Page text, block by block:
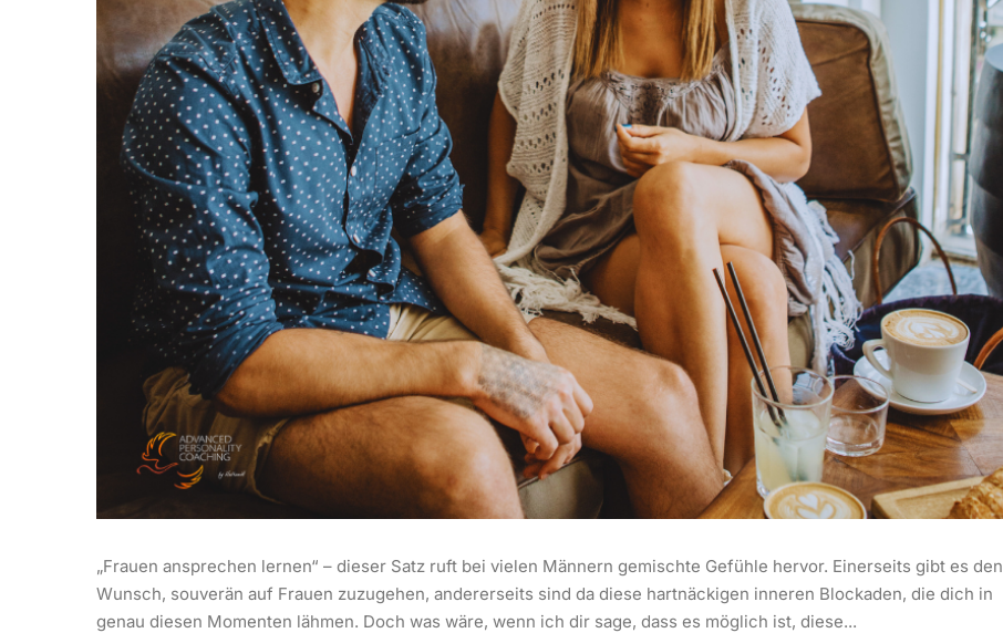
„Frauen ansprechen lernen“ – dieser Satz ruft bei vielen Männern gemischte Gefühle hervor. Einerseits gibt es den
Wunsch, souverän auf Frauen zuzugehen, andererseits sind da diese hartnäckigen inneren Blockaden, die dich in
genau diesen Momenten lähmen. Doch was wäre, wenn ich dir sage, dass es möglich ist, diese...